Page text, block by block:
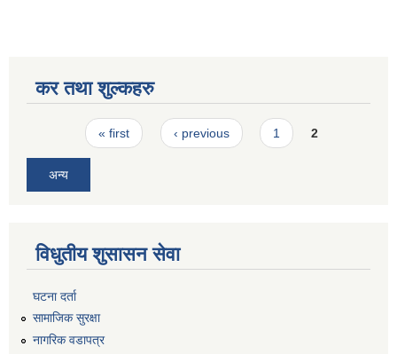
कर तथा शुल्कहरु
Pages« first ‹ previous 1 2
अन्य
विधुतीय शुसासन सेवा
घटना दर्ता
सामाजिक सुरक्षा
नागरिक वडापत्र